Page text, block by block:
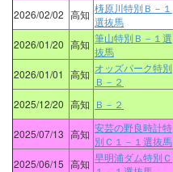
2026/02/02 高知 梼原川特別Ｂ－１
選抜馬
2026/01/20 高知 筆山特別Ｂ－１選
抜馬
2026/01/01 高知 オッズパーク特別
Ｂ－２
2025/12/20 高知 Ｂ－２
2025/07/13 高知 安芸の野良時計特
別Ｃ１－１選抜馬
2025/06/15 高知 早明浦ダム特別Ｃ